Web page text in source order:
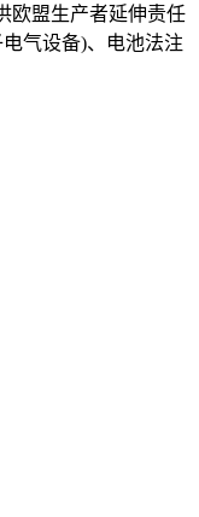
欧盟生产者延伸责任
气设备)、电池法注